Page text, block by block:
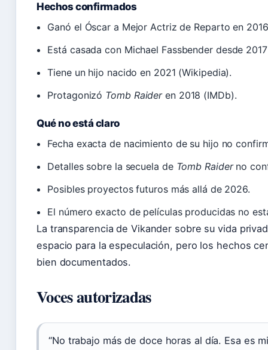
Hechos confirmados
Ganó el Óscar a Mejor Actriz de Reparto en
Está casada con Michael Fassbender desde
Tiene un hijo nacido en 2021 (Wikipedia).
Protagonizó Tomb Raideren 2018 (IMDb).
Qué no está claro
Fecha exacta de nacimiento de su hijo no
Detalles sobre la secuela de Tomb Raiderno
Posibles proyectos futuros más allá de 2026.
El número exacto de películas producidas no
La transparencia de Vikander sobre su vida
espacio para la especulación, pero los hechos
bien documentados.
Voces autorizadas
“No trabajo más de doce horas al día. Esa es